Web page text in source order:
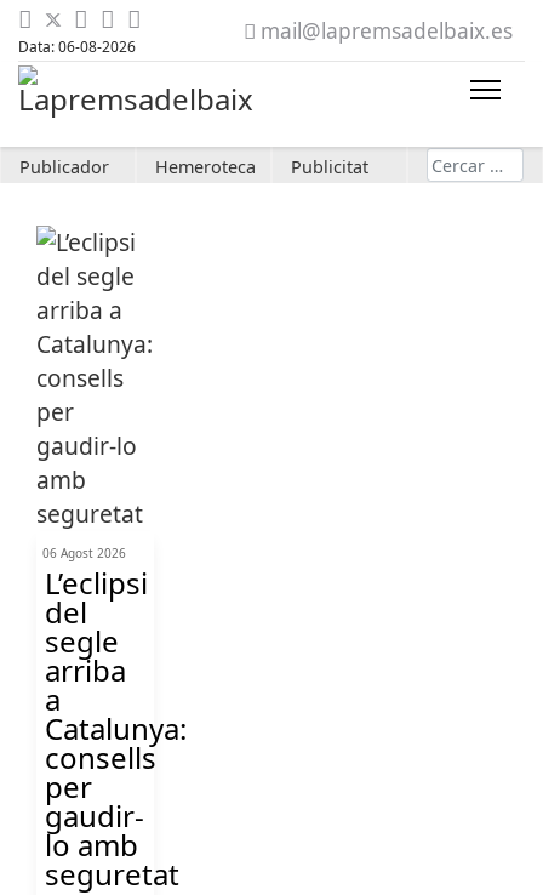
Data: 06-08-2026
mail@lapremsadelbaix.es
Publicador Hemeroteca Publicitat Cerca
06 Agost 2026
L’eclipsi
del
segle
arriba
a
Catalunya:
consells
per
gaudir-
lo amb
seguretat